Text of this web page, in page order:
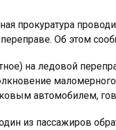
прокуратура
Об этом
на ледовой
автомобилем,
из пассажиров